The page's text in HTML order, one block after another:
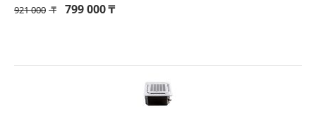
921 000 ₸ 799 000₸